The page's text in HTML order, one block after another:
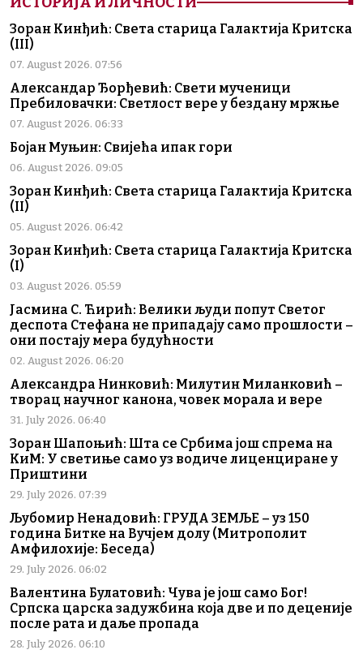
Зоран Кинђић: Света старица Галактија Критска
(III)
07. August 2026. 07:56
Александар Ђорђевић: Свети мученици
Пребиловачки: Светлост вере у бездану мржње
07. August 2026. 06:33
Бојан Муњин: Свијећа ипак гори
06. August 2026. 09:05
Зоран Кинђић: Света старица Галактија Критска
(II)
05. August 2026. 06:42
Зоран Кинђић: Света старица Галактија Критска
(I)
03. August 2026. 05:59
Јасмина С. Ћирић: Велики људи попут Светог
деспота Стефана не припадају само прошлости –
они постају мера будућности
02. August 2026. 06:20
Александра Нинковић: Милутин Миланковић –
творац научног канона, човек морала и вере
31. July 2026. 06:40
Зоран Шапоњић: Шта се Србима још спрема на
КиМ: У светиње само уз водиче лиценциране у
Приштини
29. July 2026. 07:39
Љубомир Ненадовић: ГРУДА ЗЕМЉЕ – уз 150
година Битке на Вучјем долу (Митрополит
Амфилохије: Беседа)
29. July 2026. 06:02
Валентина Булатовић: Чува је још само Бог!
Српска царска задужбина која две и по деценије
после рата и даље пропада
28. July 2026. 06:10